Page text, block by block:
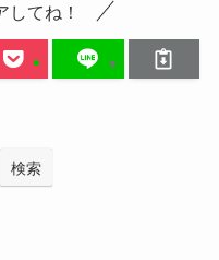
してね！
検索